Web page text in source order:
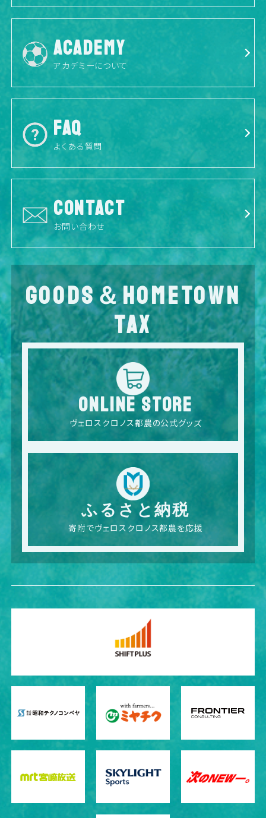
ACADEMY
アカデミーについて
FAQ
よくある質問
CONTACT
お問い合わせ
GOODS＆HOMETOWN
TAX
ONLINE STORE
ヴェロスクロノス都農の公式グッズ
ふるさと納税
寄附でヴェロスクロノス都農を応援